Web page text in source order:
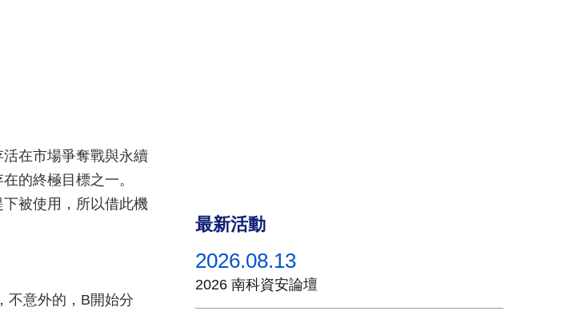
在市場爭奪戰與永續
的終極目標之一。
被使用，所以借此機
不意外的，B開始分
最新活動
2026.08.13
2026 南科資安論壇